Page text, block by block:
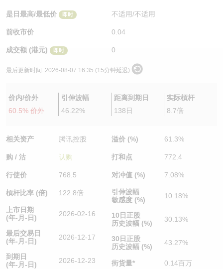
是日最高/最低价 即时 不适用/不适用
前收市价 0.04
成交额 (港元) 即时 0
最后更新时间: 2026-08-07 16:35 (15分钟延迟)
价内/价外
60.5% 价外
引伸波幅
46.22%
距离到期日
138日
实际槓杆
8.7倍
相关资产 腾讯控股
购 / 沽 认购
行使价 768.5
槓杆比率 (倍) 122.8倍
上市日期
(年-月-日)
2026-02-16
最后交易日
(年-月-日)
2026-12-17
到期日
(年-月-日)
2026-12-23
溢价 (%) 61.3%
打和点 772.4
对冲值 (%) 7.08%
引伸波幅
敏感度 (%)
10.18%
10日正股
历史波幅 (%)
30.13%
30日正股
历史波幅 (%)
43.27%
街货量* 0.14百万
认股证/牛熊证日志
认股证文件及公告
牛熊证到期结算价查找
牛熊证分析仪
中资ETFs溢价比较
AH 股价对照